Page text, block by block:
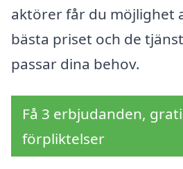
aktörer får du möjlighet
bästa priset och de
passar dina behov.
Få 3 erbjudanden,
förpliktelser